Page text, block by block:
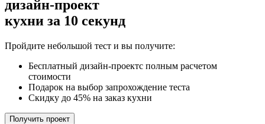
дизайн-проект
кухни за 10 секунд
Пройдите небольшой тест и вы получите:
Бесплатный дизайн-проектс полным расчетом
стоимости
Подарок на выбор запрохождение теста
Скидку до 45% на заказ кухни
Получить проект